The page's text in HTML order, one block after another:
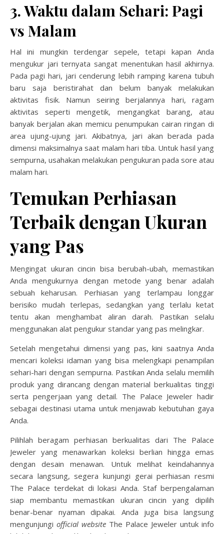
3. Waktu dalam Sehari: Pagi
vs Malam
Hal ini mungkin terdengar sepele, tetapi kapan Anda
mengukur jari ternyata sangat menentukan hasil akhirnya.
Pada pagi hari, jari cenderung lebih ramping karena tubuh
baru saja beristirahat dan belum banyak melakukan
aktivitas fisik. Namun seiring berjalannya hari, ragam
aktivitas seperti mengetik, mengangkat barang, atau
banyak berjalan akan memicu penumpukan cairan ringan di
area ujung-ujung jari. Akibatnya, jari akan berada pada
dimensi maksimalnya saat malam hari tiba. Untuk hasil yang
sempurna, usahakan melakukan pengukuran pada sore atau
malam hari.
Temukan Perhiasan
Terbaik dengan Ukuran
yang Pas
Mengingat ukuran cincin bisa berubah-ubah, memastikan
Anda mengukurnya dengan metode yang benar adalah
sebuah keharusan. Perhiasan yang terlampau longgar
berisiko mudah terlepas, sedangkan yang terlalu ketat
tentu akan menghambat aliran darah. Pastikan selalu
menggunakan alat pengukur standar yang pas melingkar.
Setelah mengetahui dimensi yang pas, kini saatnya Anda
mencari koleksi idaman yang bisa melengkapi penampilan
sehari-hari dengan sempurna. Pastikan Anda selalu memilih
produk yang dirancang dengan material berkualitas tinggi
serta pengerjaan yang detail. The Palace Jeweler hadir
sebagai destinasi utama untuk menjawab kebutuhan gaya
Anda.
Pilihlah beragam perhiasan berkualitas dari The Palace
Jeweler yang menawarkan koleksi berlian hingga emas
dengan desain menawan. Untuk melihat keindahannya
secara langsung, segera kunjungi gerai perhiasan resmi
The Palace terdekat di lokasi Anda. Staf berpengalaman
siap membantu memastikan ukuran cincin yang dipilih
benar-benar nyaman dipakai. Anda juga bisa langsung
mengunjungi official website The Palace Jeweler untuk info